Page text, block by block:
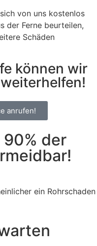
von uns kostenlos
der Ferne beurteilen,
Schäden
können wir
anrufen!
der
ein Rohrschaden